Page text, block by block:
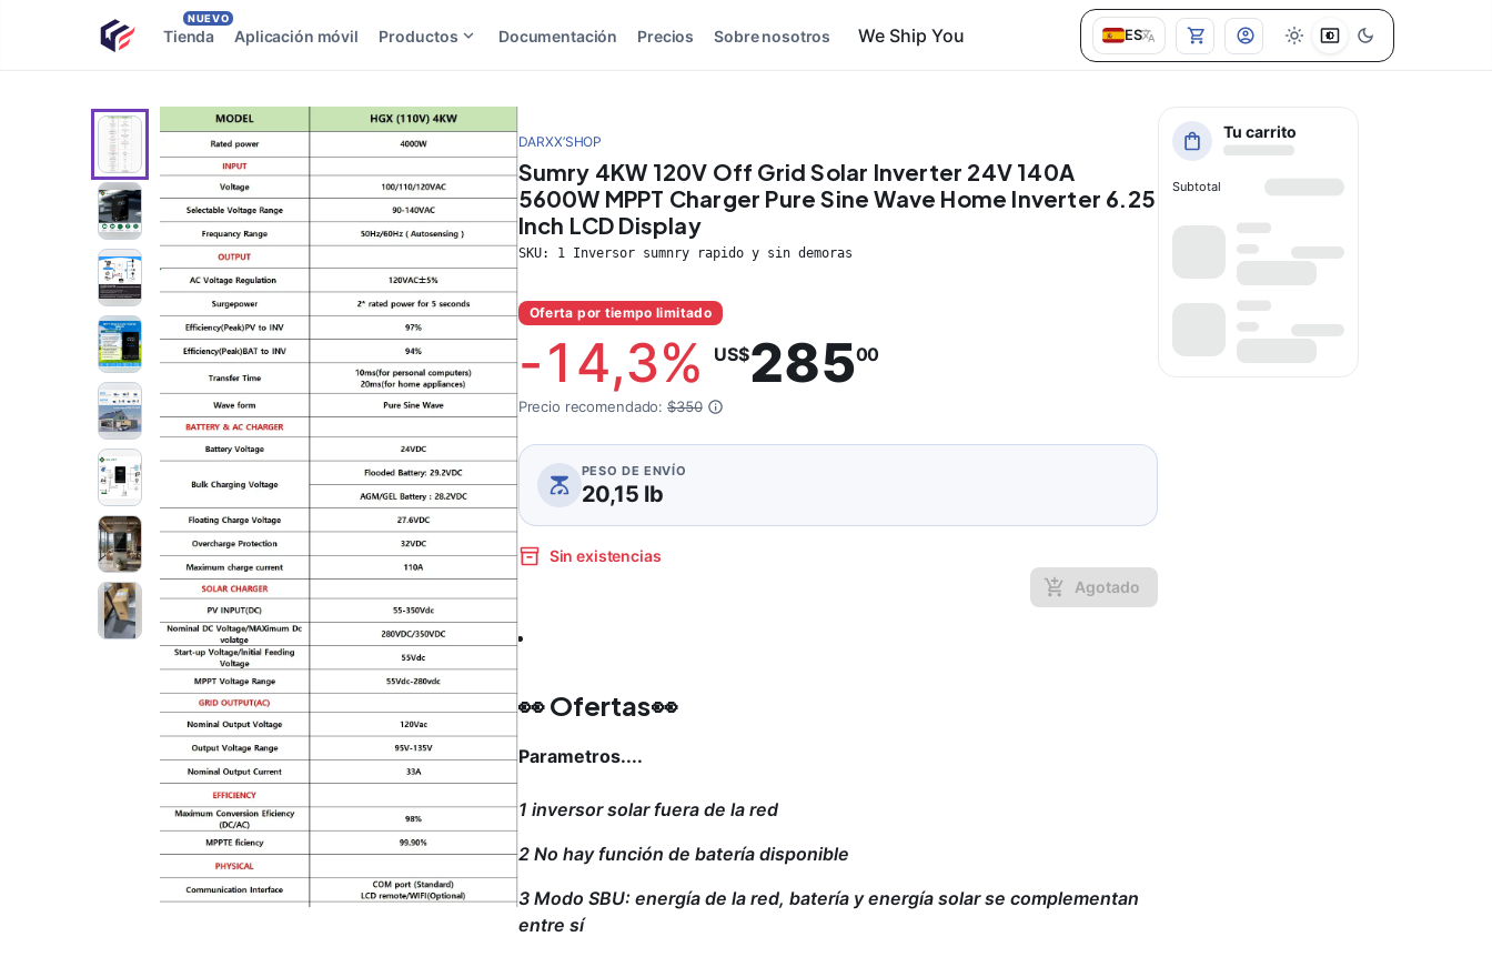
Tienda
NUEVO
Aplicación móvil Productos Documentación Precios Sobre nosotros ES
DARXX’SHOP
Sumry 4KW 120V Off Grid Solar Inverter 24V 140A
5600W MPPT Charger Pure Sine Wave Home Inverter 6.25
Inch LCD Display
SKU: 1 Inversor sumnry rapido y sin demoras
Oferta por tiempo limitado
-14,3% US$28500
Precio recomendado:$350
PESO DE ENVÍO
20,15 lb
Sin existencias
Agotado
👀 Ofertas👀
Parametros....
1 inversor solar fuera de la red
2 No hay función de batería disponible
3 Modo SBU: energía de la red, batería y energía solar se complementan
entre sí
Tu carrito
Subtotal